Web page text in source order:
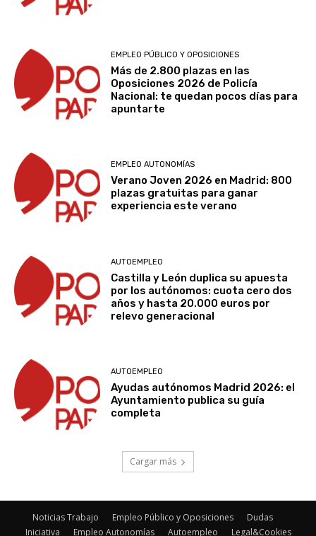
EMPLEO PÚBLICO Y OPOSICIONES
Más de 2.800 plazas en las
Oposiciones 2026 de Policía
Nacional: te quedan pocos días para
apuntarte
EMPLEO AUTONOMÍAS
Verano Joven 2026 en Madrid: 800
plazas gratuitas para ganar
experiencia este verano
AUTOEMPLEO
Castilla y León duplica su apuesta
por los autónomos: cuota cero dos
años y hasta 20.000 euros por
relevo generacional
AUTOEMPLEO
Ayudas autónomos Madrid 2026: el
Ayuntamiento publica su guía
completa
Cargar más
Noticias Trabajo Empleo Público y Oposiciones
Dudas
Iniciativa
Empleo Autonomías Autoempleo Legal&Cookies